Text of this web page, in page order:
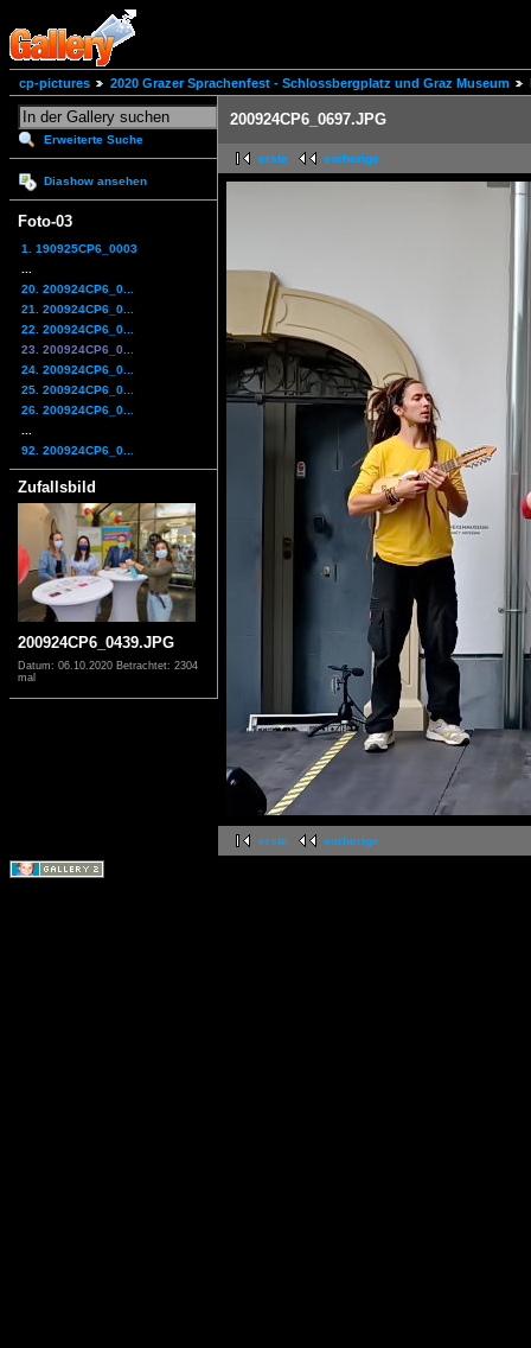
cp-pictures 2020 Grazer Sprachenfest - Schlossbergplatz und Graz Museum
Erweiterte Suche
Diashow ansehen
Foto-03
1. 190925CP6_0003
20. 200924CP6_0...
21. 200924CP6_0...
22. 200924CP6_0...
23. 200924CP6_0...
24. 200924CP6_0...
25. 200924CP6_0...
26. 200924CP6_0...
92. 200924CP6_0...
Zufallsbild
200924CP6_0439.JPG
Datum: 06.10.2020 Betrachtet: 2304
mal
200924CP6_0697.JPG
erste vorherige
erste vorherige